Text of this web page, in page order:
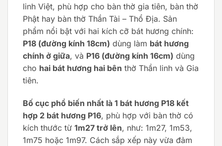
linh Việt, phù hợp cho bàn thờ gia tiên, bàn thờ
Phật hay bàn thờ Thần Tài – Thổ Địa. Sản
phẩm nổi bật với hai kích cỡ bát hương chính:
P18 (đường kính 18cm) dùng làm bát hương
chính ở giữa, và P16 (đường kính 16cm) dùng
cho hai bát hương hai bên thờ Thần linh và Gia
tiên.
Bố cục phổ biến nhất là 1 bát hương P18 kết
hợp 2 bát hương P16, phù hợp với bàn thờ có
kích thước từ 1m27 trở lên, như: 1m27, 1m53,
1m75 hoặc 1m97. Cách sắp xếp này vừa đảm